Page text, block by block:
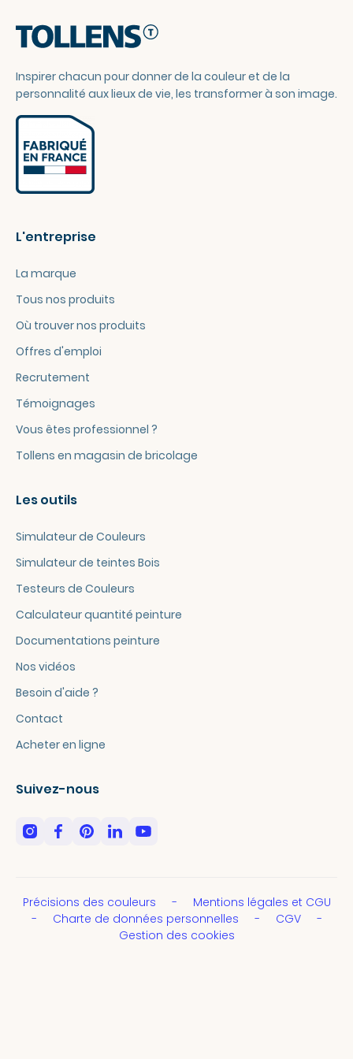
Inspirer chacun pour donner de la couleur et de la
personnalité aux lieux de vie, les transformer à son image.
L'entreprise
La marque
Tous nos produits
Où trouver nos produits
Offres d'emploi
Recrutement
Témoignages
Vous êtes professionnel ?
Tollens en magasin de bricolage
Les outils
Simulateur de Couleurs
Simulateur de teintes Bois
Testeurs de Couleurs
Calculateur quantité peinture
Documentations peinture
Nos vidéos
Besoin d'aide ?
Contact
Acheter en ligne
Suivez-nous
Précisions des couleurs
Mentions légales et CGU
Charte de données personnelles
CGV
Gestion des cookies